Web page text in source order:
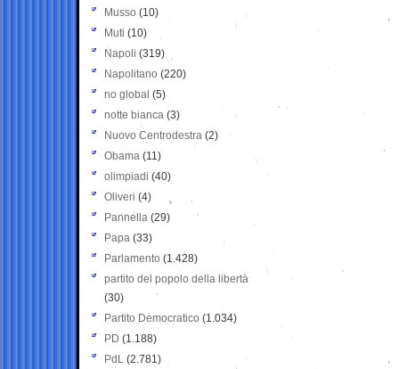
Musso (10)
Muti (10)
Napoli (319)
Napolitano (220)
no global (5)
notte bianca (3)
Nuovo Centrodestra (2)
Obama (11)
olimpiadi (40)
Oliveri (4)
Pannella (29)
Papa (33)
Parlamento (1.428)
partito del popolo della libertà
(30)
Partito Democratico (1.034)
PD (1.188)
PdL (2.781)